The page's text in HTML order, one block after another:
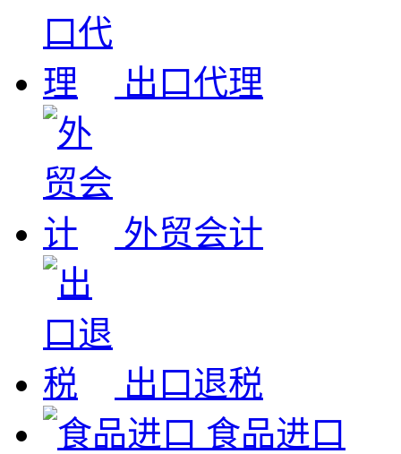
出口代理
外贸会计
出口退税
食品进口